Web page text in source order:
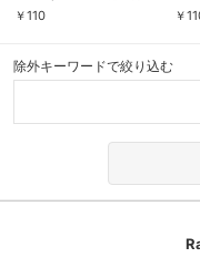
芸術劇場公演『Ernest in
Love』突撃レポート」～
￥110
芸
￥
除外キーワードで絞り込む